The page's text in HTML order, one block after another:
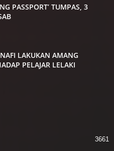
PASSPORT’ TUMPAS, 3
LAKUKAN AMANG
PELAJAR LELAKI
3661